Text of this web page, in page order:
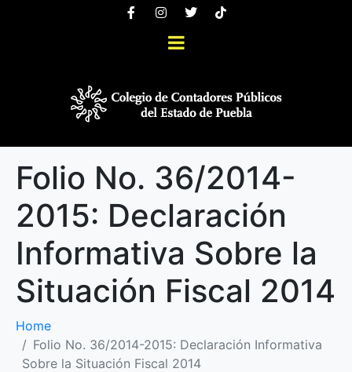
Folio No. 36/2014-
2015: Declaración
Informativa Sobre la
Situación Fiscal 2014
Home
Folio No. 36/2014-2015: Declaración Informativa
Sobre la Situación Fiscal 2014